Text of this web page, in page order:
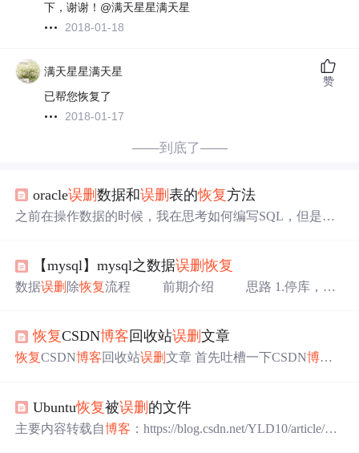
下，谢谢！@满天星星满天星
2018-01-18
满天星星满天星
已帮您恢复了
2018-01-17
赞
——到底了——
oracle误删数据和误删表的恢复方法
之前在操作数据的时候，我在思考如何编写SQL，但是不
很快
恢复了，但是我也找了几篇博客对比，虽然都是发生
开发环境，但是找起来也很麻烦，因为以前都没有发生过
他数据库不适用 首先说误删数据，因为oracle数据库有闪
回功能，所以有两种方案解决此问题： 一、误删数据根据
时间来
恢复 删除前的数据：
【mysql】mysql之数据误删恢复
数据误删 除恢复流程 前期介绍 思路 1.停库，避
数据 6.恢复业务（A和B两种方式，按照实际环境选取其一
方式即可） a.直接使用临时库顶替原生产库，前端应用割
故障重现 故障恢复
（B方案）
恢复CSDN博客 回收站误删文章
恢复CSDN博客回收站误删 文章 首先吐槽一下CSDN博客
复 CSDN博客回收站误删文章的办法作为参考。 解决途径
向管理员求助（个人感觉麻烦） 进入CSDN>CSDN论坛>
Ubuntu恢复被误删 的文件
主要内容转载自博客 ：https://blog.csdn.net/YLD10/article/det